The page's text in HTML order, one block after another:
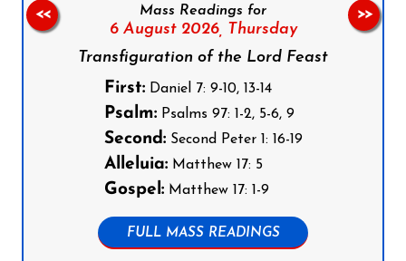
Mass Readings for
6 August 2026, Thursday
Transfiguration of the Lord Feast
First:Daniel 7: 9-10, 13-14
Psalm:Psalms 97: 1-2, 5-6, 9
Second:Second Peter 1: 16-19
Alleluia:Matthew 17: 5
Gospel:Matthew 17: 1-9
FULL MASS READINGS
<< >>